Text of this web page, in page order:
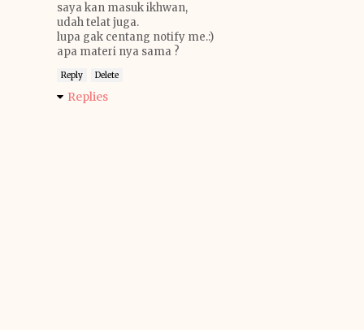
saya kan masuk ikhwan,
udah telat juga.
lupa gak centang notify me.:)
apa materi nya sama ?
Reply Delete
Replies